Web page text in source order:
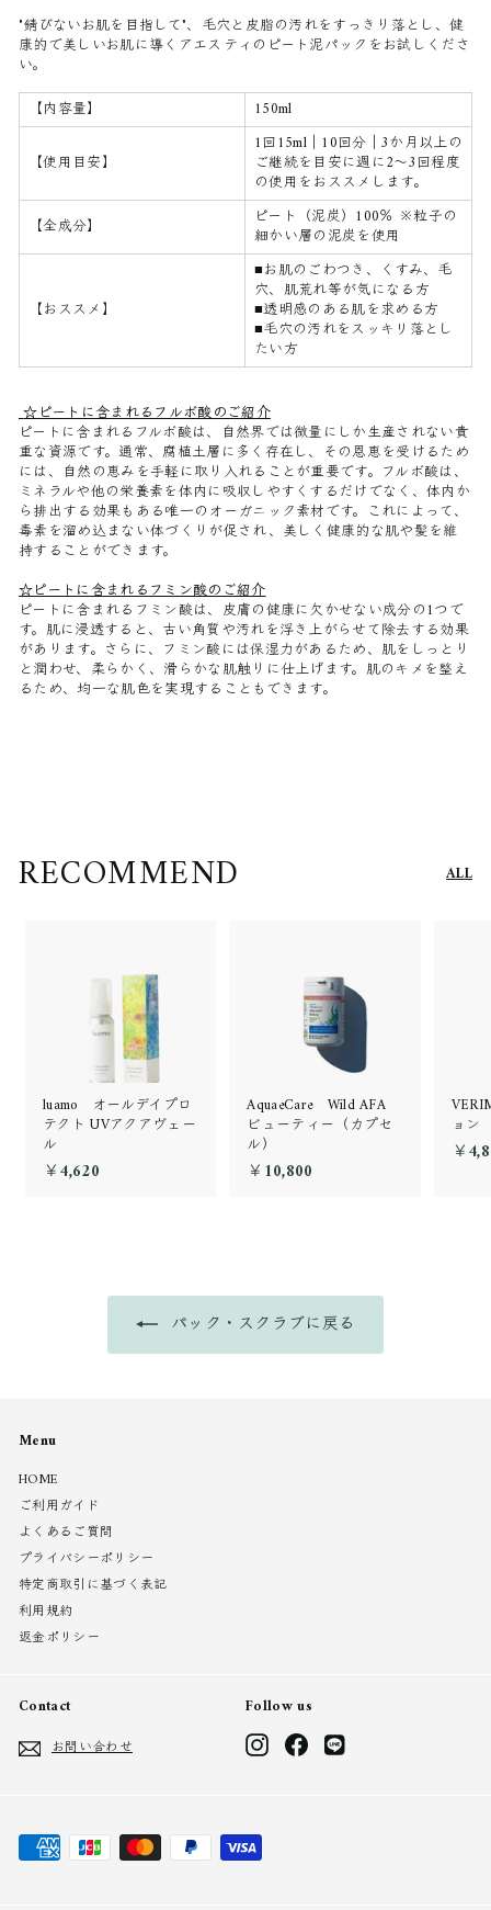
"錆びないお肌を目指して"、毛穴と皮脂の汚れをすっきり落とし、健
康的で美しいお肌に導くアエスティのピート泥パックをお試しくださ
い。
【内容量】
150ml
【使用目安】
1回15ml｜10回分｜3か月以上の
ご継続を目安に週に2～3回程度
の使用をおススメします。
【全成分】
ピート（泥炭）100％ ※粒子の
細かい層の泥炭を使用
【おススメ】
■お肌のごわつき、くすみ、毛
穴、肌荒れ等が気になる方
■透明感のある肌を求める方
■毛穴の汚れをスッキリ落とし
たい方
☆ピートに含まれるフルボ酸のご紹介
ピートに含まれるフルボ酸は、自然界では微量にしか生産されない貴
重な資源です。通常、腐植土層に多く存在し、その恩恵を受けるため
には、自然の恵みを手軽に取り入れることが重要です。フルボ酸は、
ミネラルや他の栄養素を体内に吸収しやすくするだけでなく、体内か
ら排出する効果もある唯一のオーガニック素材です。これによって、
毒素を溜め込まない体づくりが促され、美しく健康的な肌や髪を維
持することができます。
☆ピートに含まれるフミン酸のご紹介
ピートに含まれるフミン酸は、皮膚の健康に欠かせない成分の1つで
す。肌に浸透すると、古い角質や汚れを浮き上がらせて除去する効果
があります。さらに、フミン酸には保湿力があるため、肌をしっとり
と潤わせ、柔らかく、滑らかな肌触りに仕上げます。肌のキメを整え
るため、均一な肌色を実現することもできます。
RECOMMEND ALL
luamo オールデイプロ
テクト UVアクアヴェー
ル
￥4,620
AquaeCare Wild AFA
ビューティー（カプセ
ル）
￥10,800
0
ョン
￥
パック・スクラブに戻る
Menu
HOME
ご利用ガイド
よくあるご質問
プライバシーポリシー
特定商取引に基づく表記
利用規約
返金ポリシー
Contact
お問い合わせ
Follow us
Instagram Facebook